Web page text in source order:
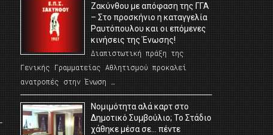
Ζακύνθου με απόφαση της ΓΓΑ
– Στο προσκήνιο η καταγγελία
Ραυτόπουλου και οι επόμενες
κινήσεις της Ένωσης!
Διαπιστωτική πράξη της
Γενικής Γραμματείας Αθλητισμού προκαλεί
ανατροπές στην Ένωση …
Νομιμότητα αλά καρτ στο
Δημοτικό Συμβούλιο; Το Στάδιο
χάθηκε μέσα σε… πέντε